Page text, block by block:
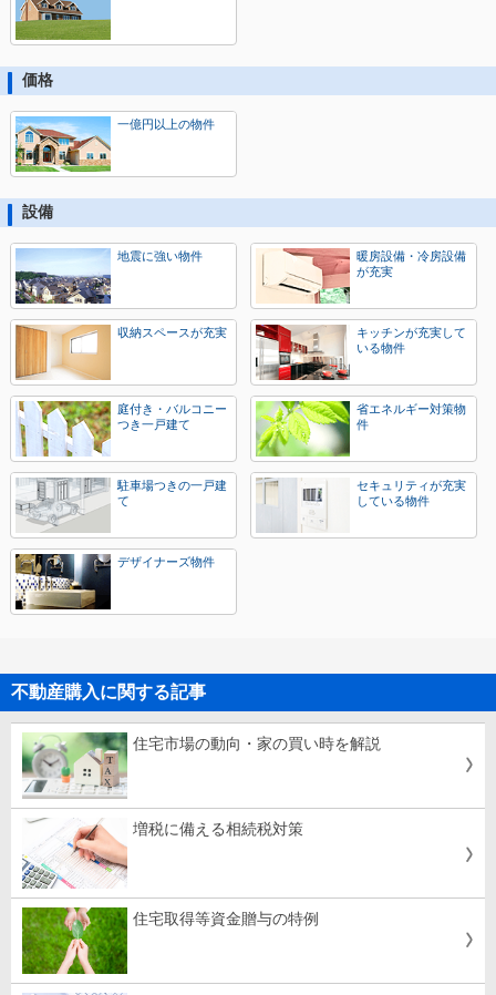
価格
一億円以上の物件
設備
地震に強い物件
暖房設備・冷房設備
が充実
収納スペースが充実
キッチンが充実して
いる物件
庭付き・バルコニー
つき一戸建て
省エネルギー対策物
件
駐車場つきの一戸建
て
セキュリティが充実
している物件
デザイナーズ物件
不動産購入に関する記事
住宅市場の動向・家の買い時を解説
増税に備える相続税対策
住宅取得等資金贈与の特例